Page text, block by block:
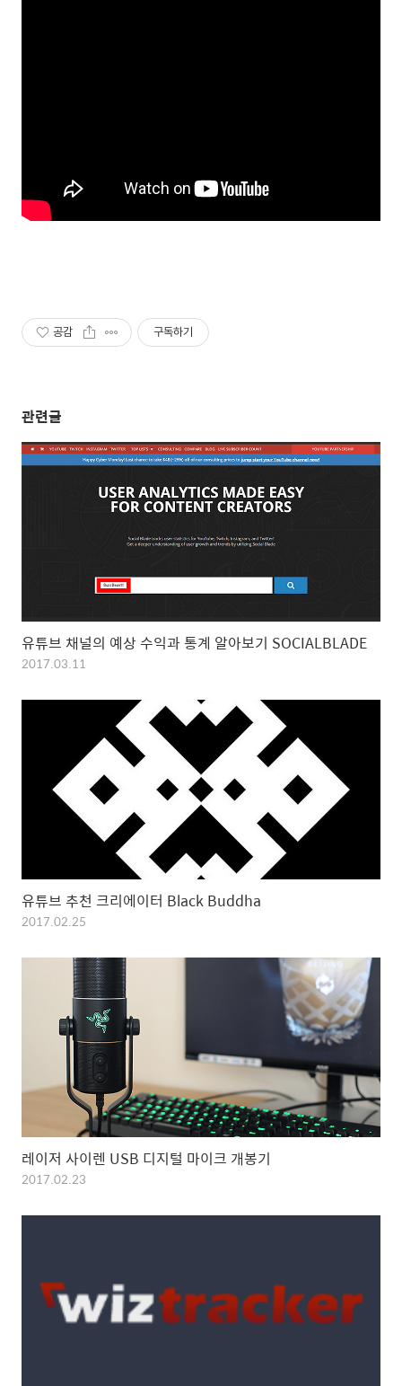
공감 구독하기
관련글
유튜브 채널의 예상 수익과 통계 알아보기 SOCIALBLADE
2017.03.11
유튜브 추천 크리에이터 Black Buddha
2017.02.25
레이저 사이렌 USB 디지털 마이크 개봉기
2017.02.23